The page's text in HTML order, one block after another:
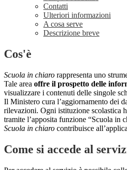
Contatti
Ulteriori informazioni
A cosa serve
Descrizione breve
Cos'è
Scuola in chiaro rappresenta uno
Tale area offre il prospetto delle
visualizzare i contenuti delle singole
Il Ministero cura l’aggiornamento dei
rilevazioni. Ogni istituzione scolastica
tramite l’apposita funzione “Scuola in
Scuola in chiaro contribuisce
Come si accede al